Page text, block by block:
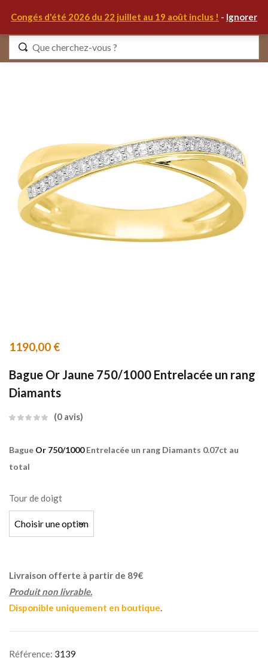
Congés d'été 2026 du 22 juillet au 19 août inclus ! - Ignorer
1190,00 €
Bague Or Jaune 750/1000 Entrelacée un rang
Diamants
0 avis
Bague Or 750/1000Entrelacée un rang Diamants 0.07ct au
total
Tour de doigt
Livraison offerte à partir de 89€
Produit non livrable.
Disponible uniquement en boutique.
Référence: 3139
Identifiez-vous
Se souvenir de moi Mot de passe oublié ?
S'IDENTIFIER
MON COMPTE